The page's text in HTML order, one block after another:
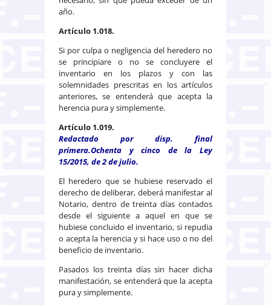
año.
Artículo 1.018.
Si por culpa o negligencia del heredero no
se principiare o no se concluyere el
inventario en los plazos y con las
solemnidades prescritas en los artículos
anteriores, se entenderá que acepta la
herencia pura y simplemente.
Artículo 1.019.
Redactado por disp. final
primera.Ochenta y cinco de la Ley
15/2015, de 2 de julio.
El heredero que se hubiese reservado el
derecho de deliberar, deberá manifestar al
Notario, dentro de treinta días contados
desde el siguiente a aquel en que se
hubiese concluido el inventario, si repudia
o acepta la herencia y si hace uso o no del
beneficio de inventario.
Pasados los treinta días sin hacer dicha
manifestación, se entenderá que la acepta
pura y simplemente.